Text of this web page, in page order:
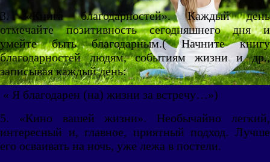
3. «Книга благодарностей». Каждый день
отмечайте позитивность сегодняшнего дня и
умейте быть благодарным.( Начните книгу
благодарностей людям, событиям жизни и др.,
записывая каждый день:
« Я благодарен (на) жизни за встречу…»)
5. «Кино вашей жизни». Необычайно легкий,
интересный и, главное, приятный подход. Лучше
его осваивать на ночь, уже лежа в постели.